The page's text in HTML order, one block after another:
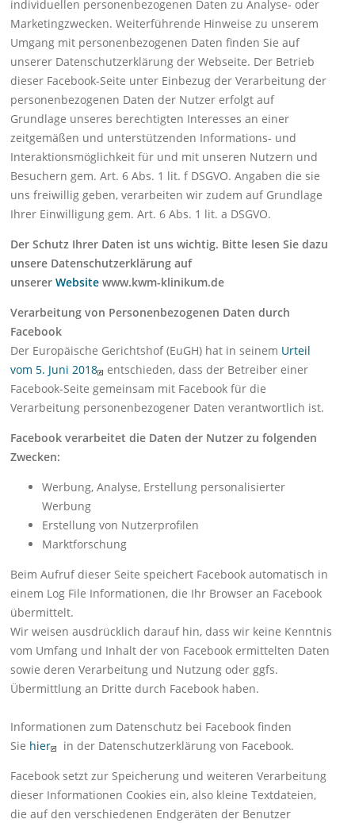
individuellen personenbezogenen Daten zu Analyse- oder
Marketingzwecken. Weiterführende Hinweise zu unserem
Umgang mit personenbezogenen Daten finden Sie auf
unserer Datenschutzerklärung der Webseite. Der Betrieb
dieser Facebook-Seite unter Einbezug der Verarbeitung der
personenbezogenen Daten der Nutzer erfolgt auf
Grundlage unseres berechtigten Interesses an einer
zeitgemäßen und unterstützenden Informations- und
Interaktionsmöglichkeit für und mit unseren Nutzern und
Besuchern gem. Art. 6 Abs. 1 lit. f DSGVO. Angaben die sie
uns freiwillig geben, verarbeiten wir zudem auf Grundlage
Ihrer Einwilligung gem. Art. 6 Abs. 1 lit. a DSGVO.
Der Schutz Ihrer Daten ist uns wichtig. Bitte lesen Sie dazu
unsere Datenschutzerklärung auf
unsererWebsite www.kwm-klinikum.de
Verarbeitung von Personenbezogenen Daten durch
Facebook
Der Europäische Gerichtshof (EuGH) hat in seinem Urteil
vom 5. Juni 2018
entschieden, dass der Betreiber einer
Facebook-Seite gemeinsam mit Facebook für die
Verarbeitung personenbezogener Daten verantwortlich ist.
Facebook verarbeitet die Daten der Nutzer zu folgenden
Zwecken:
Werbung, Analyse, Erstellung personalisierter
Werbung
Erstellung von Nutzerprofilen
Marktforschung
Beim Aufruf dieser Seite speichert Facebook automatisch in
einem Log File Informationen, die Ihr Browser an Facebook
übermittelt.
Wir weisen ausdrücklich darauf hin, dass wir keine Kenntnis
vom Umfang und Inhalt der von Facebook ermittelten Daten
sowie deren Verarbeitung und Nutzung oder ggfs.
Übermittlung an Dritte durch Facebook haben.
Informationen zum Datenschutz bei Facebook finden
Sie hier
in der Datenschutzerklärung von Facebook.
Facebook setzt zur Speicherung und weiteren Verarbeitung
dieser Informationen Cookies ein, also kleine Textdateien,
die auf den verschiedenen Endgeräten der Benutzer